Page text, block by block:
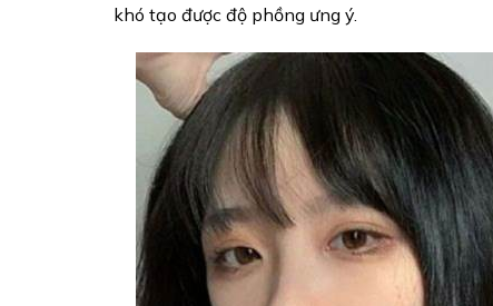
khó tạo được độ phồng ưng ý.